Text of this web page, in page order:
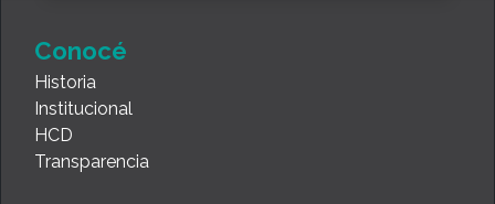
Conocé
Historia
Institucional
HCD
Transparencia